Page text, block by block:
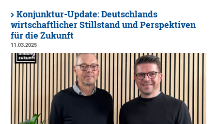
Konjunktur-Update: Deutschlands
wirtschaftlicher Stillstand und Perspektiven
für die Zukunft
11.03.2025